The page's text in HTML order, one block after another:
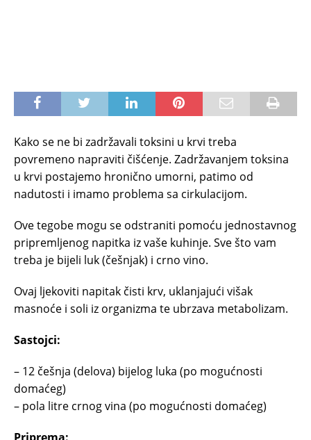
Kako se ne bi zadržavali toksini u krvi treba
povremeno napraviti čišćenje. Zadržavanjem toksina
u krvi postajemo hronično umorni, patimo od
nadutosti i imamo problema sa cirkulacijom.
Ove tegobe mogu se odstraniti pomoću jednostavnog
pripremljenog napitka iz vaše kuhinje. Sve što vam
treba je bijeli luk (češnjak) i crno vino.
Ovaj ljekoviti napitak čisti krv, uklanjajući višak
masnoće i soli iz organizma te ubrzava metabolizam.
Sastojci:
– 12 češnja (delova) bijelog luka (po mogućnosti
domaćeg)
– pola litre crnog vina (po mogućnosti domaćeg)